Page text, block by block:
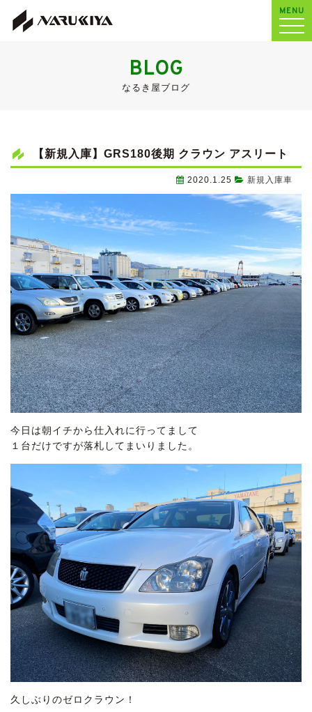
MENU
BLOG
なるき屋ブログ
【新規入庫】GRS180後期 クラウン アスリート
2020.1.25 新規入庫車
今日は朝イチから仕入れに行ってまして
１台だけですが落札してまいりました。
久しぶりのゼロクラウン！